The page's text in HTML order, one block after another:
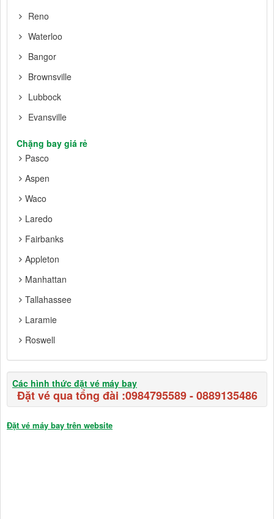
Reno
Waterloo
Bangor
Brownsville
Lubbock
Evansville
Chặng bay giá rẻ
Pasco
Aspen
Waco
Laredo
Fairbanks
Appleton
Manhattan
Tallahassee
Laramie
Roswell
Các hình thức đặt vé máy bay
Đặt vé qua tổng đài :0984795589-0889135486
Đặt vé máy bay trên website